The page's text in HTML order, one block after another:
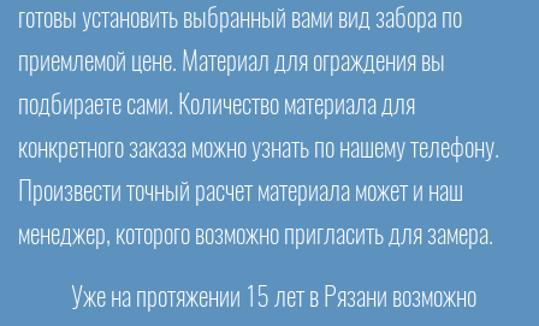
готовы установить выбранный вами вид забора по
приемлемой цене. Материал для ограждения вы
подбираете сами. Количество материала для
конкретного заказа можно узнать по нашему телефону.
Произвести точный расчет материала может и наш
менеджер, которого возможно пригласить для замера.
Уже на протяжении 15 лет в Рязани возможно